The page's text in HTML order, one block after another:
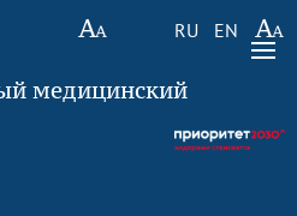
RU EN
медицинский